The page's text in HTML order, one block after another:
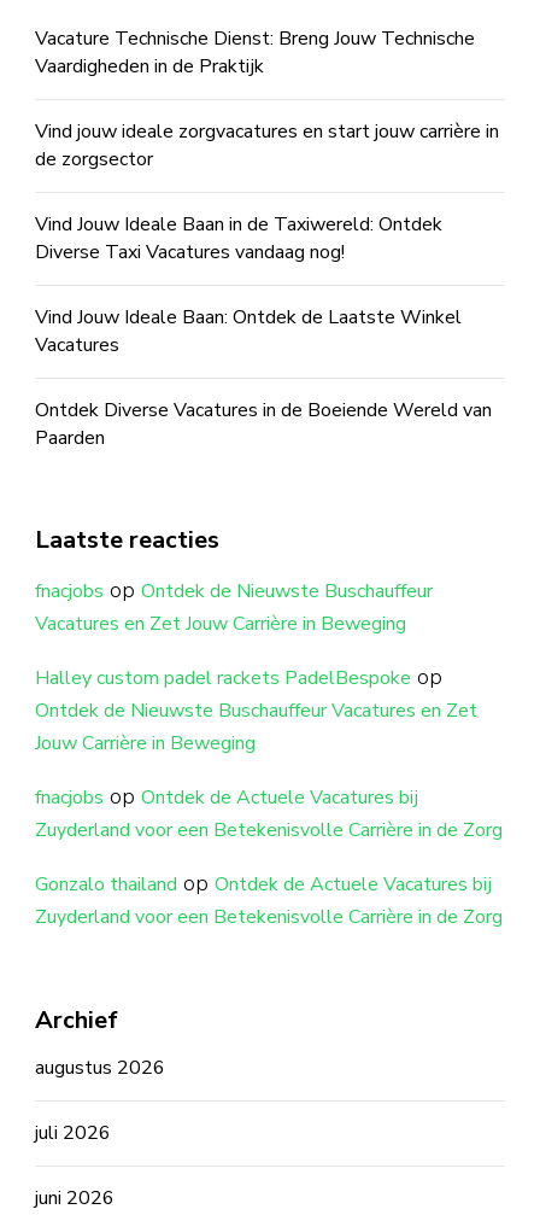
Vacature Technische Dienst: Breng Jouw Technische
Vaardigheden in de Praktijk
Vind jouw ideale zorgvacatures en start jouw carrière in
de zorgsector
Vind Jouw Ideale Baan in de Taxiwereld: Ontdek
Diverse Taxi Vacatures vandaag nog!
Vind Jouw Ideale Baan: Ontdek de Laatste Winkel
Vacatures
Ontdek Diverse Vacatures in de Boeiende Wereld van
Paarden
Laatste reacties
fnacjobs op Ontdek de Nieuwste Buschauffeur
Vacatures en Zet Jouw Carrière in Beweging
Halley custom padel rackets PadelBespoke op
Ontdek de Nieuwste Buschauffeur Vacatures en Zet
Jouw Carrière in Beweging
fnacjobs op Ontdek de Actuele Vacatures bij
Zuyderland voor een Betekenisvolle Carrière in de Zorg
Gonzalo thailand op Ontdek de Actuele Vacatures bij
Zuyderland voor een Betekenisvolle Carrière in de Zorg
Archief
augustus 2026
juli 2026
juni 2026